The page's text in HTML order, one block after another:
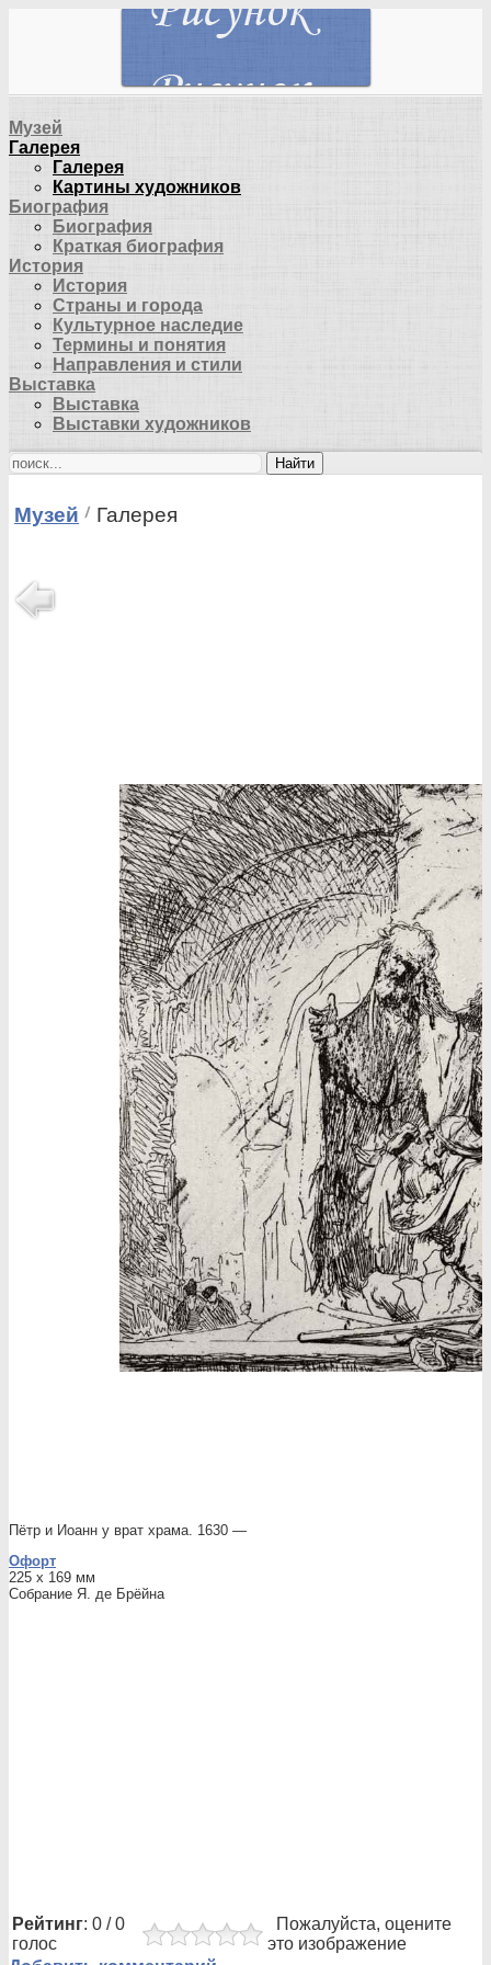
Музей
Галерея
Галерея
Картины художников
Биография
Биография
Краткая биография
История
История
Страны и города
Культурное наследие
Термины и понятия
Направления и стили
Выставка
Выставка
Выставки художников
Найти
Музей Галерея
Пётр и Иоанн у врат храма. 1630 —
Офорт
225 x 169 мм
Собрание Я. де Брёйна
Рейтинг: 0 / 0
голос
Пожалуйста, оцените
это изображение